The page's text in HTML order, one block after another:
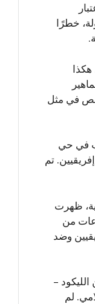
خطرًا
نقص في مثل
في حي
تم
ظهرت
من
وضد
–
لم